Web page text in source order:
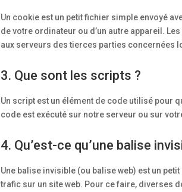
Un cookie est un petit fichier simple envoyé
de votre ordinateur ou d’un autre appareil.
aux serveurs des tierces parties concernées
3. Que sont les scripts ?
Un script est un élément de code utilisé pour
code est exécuté sur notre serveur ou sur
4. Qu’est-ce qu’une balise
Une balise invisible (ou balise web) est un
trafic sur un site web. Pour ce faire, diverses